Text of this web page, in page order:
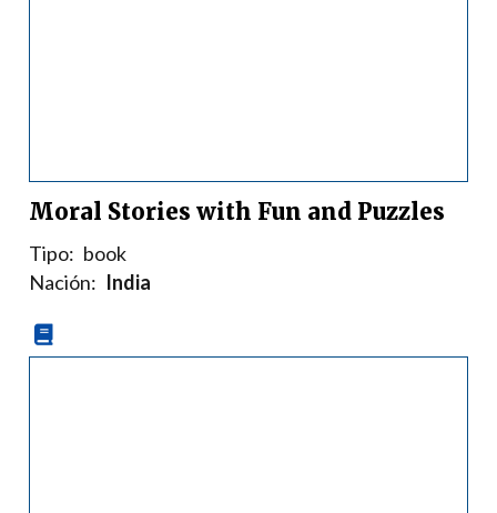
Moral Stories with Fun and Puzzles
Tipo: book
Nación: India